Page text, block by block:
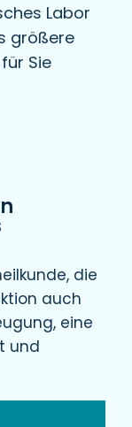
Labor
größere
Sie
die
auch
eine
und